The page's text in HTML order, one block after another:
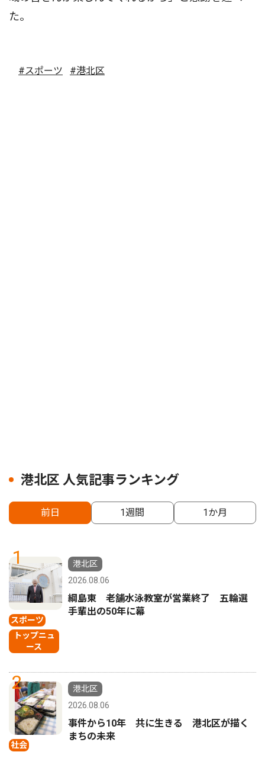
た。
#スポーツ #港北区
港北区 人気記事ランキング
前日 1週間 1か月
1
スポーツ
トップニュ
ース
港北区
2026.08.06
綱島東 老舗水泳教室が営業終了 五輪選
手輩出の50年に幕
2
社会
港北区
2026.08.06
事件から10年 共に生きる 港北区が描く
まちの未来